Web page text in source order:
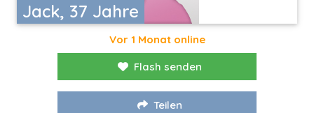
Jack, 37 Jahre
Vor 1 Monat online
Flash senden
Teilen